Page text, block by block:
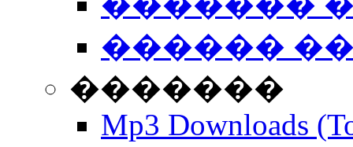
������
�������
Mp3 Downloads